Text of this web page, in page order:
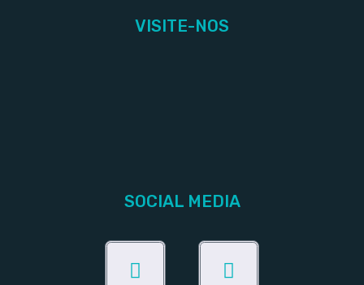
VISITE-NOS
SOCIAL MEDIA
Facebook Instagram